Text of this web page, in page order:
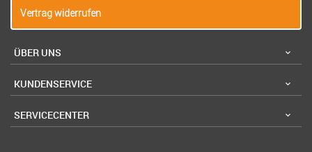
Vertrag widerrufen
ÜBER UNS
KUNDENSERVICE
SERVICECENTER